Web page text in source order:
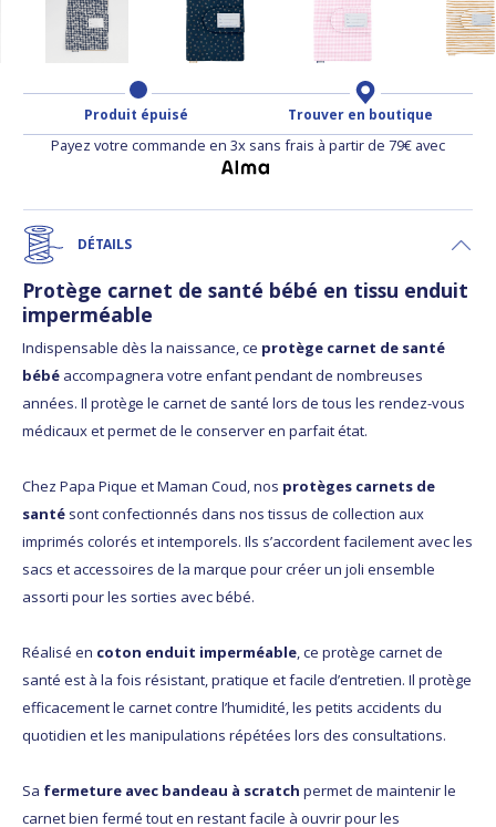
Produit épuisé Trouver en boutique
Payez votre commande en 3x sans frais à partir de 79€ avec
DÉTAILS
Protège carnet de santé bébé en tissu enduit
imperméable
Indispensable dès la naissance, ce protège carnet de santé
bébé accompagnera votre enfant pendant de nombreuses
années. Il protège le carnet de santé lors de tous les rendez-vous
médicaux et permet de le conserver en parfait état.
Chez Papa Pique et Maman Coud, nos protèges carnets de
santé sont confectionnés dans nos tissus de collection aux
imprimés colorés et intemporels. Ils s’accordent facilement avec les
sacs et accessoires de la marque pour créer un joli ensemble
assorti pour les sorties avec bébé.
Réalisé en coton enduit imperméable, ce protège carnet de
santé est à la fois résistant, pratique et facile d’entretien. Il protège
efficacement le carnet contre l’humidité, les petits accidents du
quotidien et les manipulations répétées lors des consultations.
Sa fermeture avec bandeau à scratch permet de maintenir le
carnet bien fermé tout en restant facile à ouvrir pour les